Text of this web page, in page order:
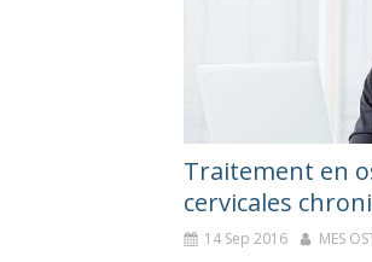
Traitement en
cervicales
14 Sep 2016 MES